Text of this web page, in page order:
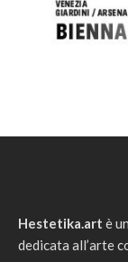
Hestetika.art è
dedicata all’arte